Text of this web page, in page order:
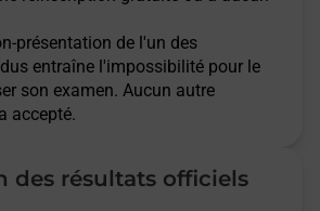
présentation de l'un des
entraîne l'impossibilité pour le
son examen. Aucun autre
accepté.
des résultats officiels